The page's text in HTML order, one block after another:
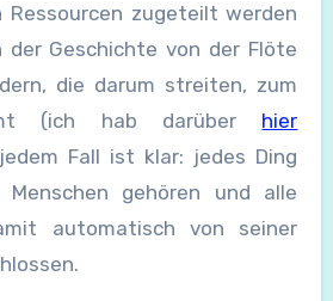
Ressourcen zugeteilt werden
Geschichte von der Flöte
die darum streiten, zum
(ich hab darüber hier
Fall ist klar: jedes Ding
gehören und alle
automatisch von seiner